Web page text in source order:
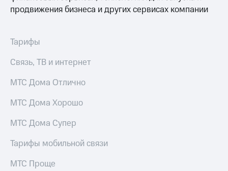
Другое
деловая этика
продвижения бизнеса и других сервисах компании
Тарифы
Связь, ТВ и интернет
МТС Дома Отлично
МТС Дома Хорошо
МТС Дома Супер
Тарифы мобильной связи
МТС Проще